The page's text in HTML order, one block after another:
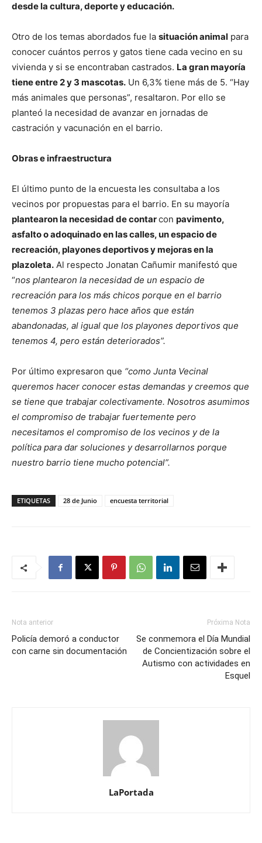
desde la cultura, deporte y educación.
Otro de los temas abordados fue la situación animal para
conocer cuántos perros y gatos tiene cada vecino en su
vivienda y si se encontraban castrados. La gran mayoría
tiene entre 2 y 3 mascotas. Un 6,3% tiene más de 5. “Hay
más animales que personas”, resaltaron. Por ello se
planteó la necesidad de avanzar en jornadas de
castración y vacunación en el barrio.
Obras e infraestructura
El último punto de la encuesta les consultaba a los
vecinos por propuestas para el barrio. En su mayoría
plantearon la necesidad de contarcon pavimento,
asfalto o adoquinado en las calles, un espacio de
recreación, playones deportivos y mejoras en la
plazoleta. Al respecto Jonatan Cañumir manifestó que
“nos plantearon la necesidad de un espacio de
recreación para los más chicos porque en el barrio
tenemos 3 plazas pero hace años que están
abandonadas, al igual que los playones deportivos que
tenemos 4, pero están deteriorados”.
Por último expresaron que “como Junta Vecinal
queremos hacer conocer estas demandas y creemos que
se tiene que trabajar colectivamente. Nosotros asumimos
el compromiso de trabajar fuertemente pero
necesitamos el compromiso de los vecinos y de la
política para dar soluciones y desarrollarnos porque
nuestro barrio tiene mucho potencial”.
ETIQUETAS 28 de Junio encuesta territorial
Nota anterior
Policía demoró a conductor
con carne sin documentación
Próxima Nota
Se conmemora el Día Mundial
de Concientización sobre el
Autismo con actividades en
Esquel
LaPortada